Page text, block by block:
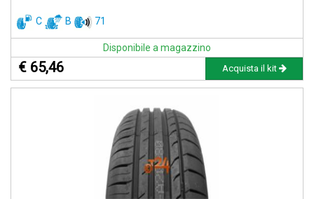
C B 71
Disponibile a magazzino
€ 65,46 Acquista il kit